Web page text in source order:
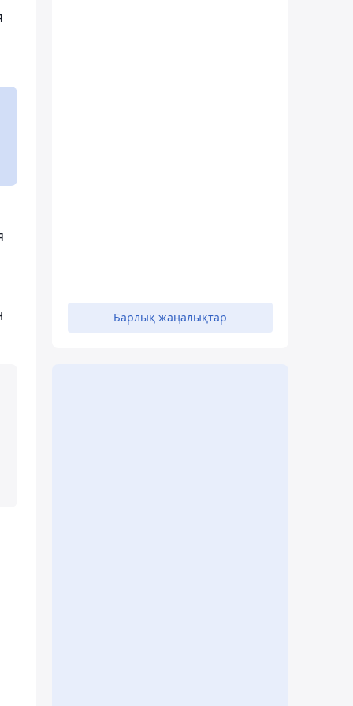
Барлық жаңалықтар